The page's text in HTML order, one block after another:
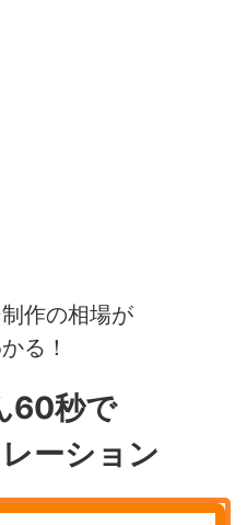
作の相場が
る！
60秒で
ーション